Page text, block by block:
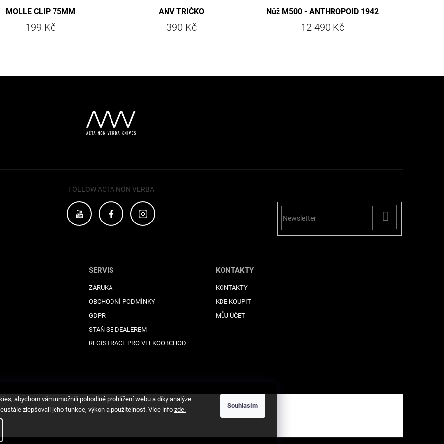
abychom vám umožnili pohodlné prohlížení webu a díky analýze
zlepšovali jeho funkce, výkon a použitelnost. Více info zde.
Souhlasím
MOLLE CLIP 75MM
199 Kč
ANV TRIČKO
390 Kč
Nůž M500 - ANTHROPOID 1942
12 490 Kč
FOLLOW ACTA NON VERBA
SE
SERVIS
ZÁRUKA
OBCHODNÍ PODMÍNKY
GDPR
STAŇ SE DEALEREM
REGISTRACE PRO VELKOOBCHOD
KONTAKTY
KONTAKTY
KDE KOUPIT
MŮJ ÚČET